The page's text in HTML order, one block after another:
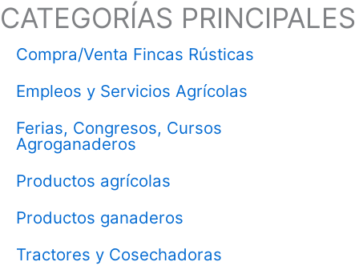
CATEGORÍAS PRINCIPALES
Compra/Venta Fincas Rústicas
Empleos y Servicios Agrícolas
Ferias, Congresos, Cursos
Agroganaderos
Productos agrícolas
Productos ganaderos
Tractores y Cosechadoras